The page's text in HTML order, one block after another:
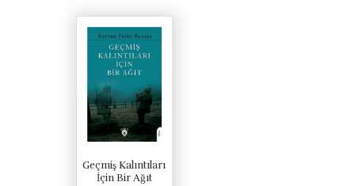
Geçmiş Kalıntıları
İçin Bir Ağıt